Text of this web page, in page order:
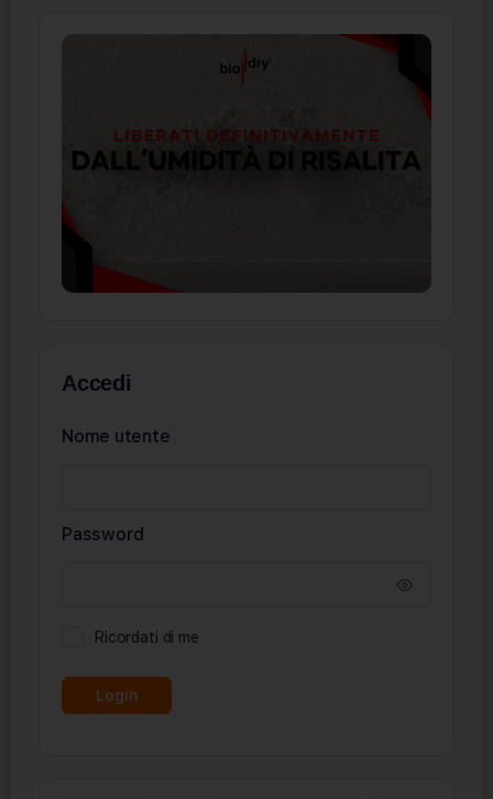
Accedi
Nome utente
Password
Ricordati di me